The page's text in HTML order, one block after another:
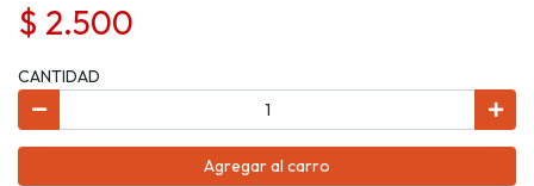
$ 2.500
CANTIDAD
Agregar al carro